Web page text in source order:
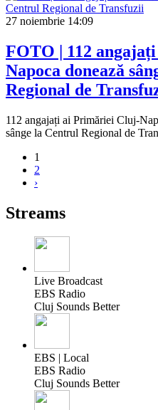
27 noiembrie 14:09
FOTO | 112
Napoca donează
Regional de
112 angajați ai Primăriei Cluj-
sânge la Centrul Regional de
1
2
›
Streams
Live Broadcast
EBS Radio
Cluj Sounds Better
EBS | Local
EBS Radio
Cluj Sounds Better